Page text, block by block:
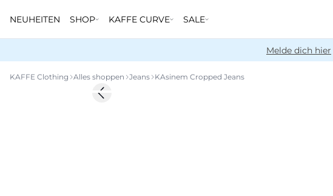
NEUHEITEN SHOP KAFFE CURVE SALE
Melde dich hier
KAFFE Clothing Alles shoppen Jeans KAsinem Cropped Jeans
-20%Previous slide